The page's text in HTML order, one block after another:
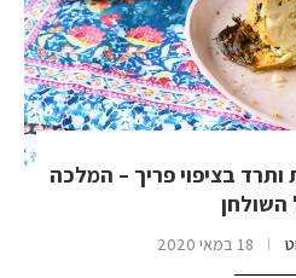
ותרד בציפוי פריך – המלכה
השולחן
18 במאי 2020